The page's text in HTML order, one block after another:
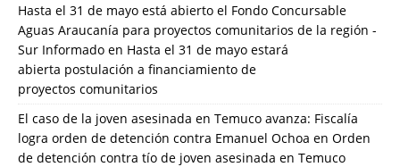
Hasta el 31 de mayo está abierto el Fondo Concursable
Aguas Araucanía para proyectos comunitarios de la región -
Sur Informado en Hasta el 31 de mayo estará
abierta postulación a financiamiento de
proyectos comunitarios
El caso de la joven asesinada en Temuco avanza: Fiscalía
logra orden de detención contra Emanuel Ochoa en Orden
de detención contra tío de joven asesinada en Temuco